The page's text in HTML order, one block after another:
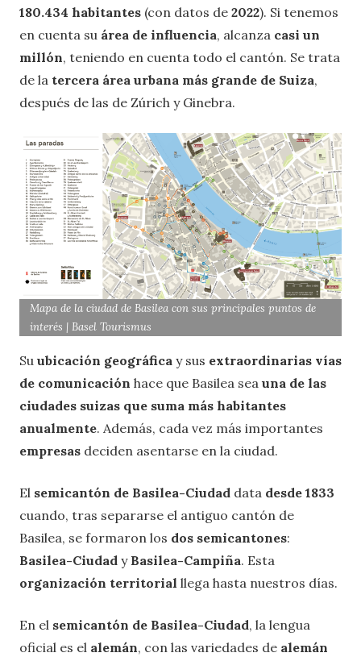
180.434 habitantes (con datos de 2022). Si tenemos
en cuenta su área de influencia, alcanza casi un
millón, teniendo en cuenta todo el cantón. Se trata
de la tercera área urbana más grande de Suiza,
después de las de Zúrich y Ginebra.
Mapa de la ciudad de Basilea con sus principales puntos de
interés | Basel Tourismus
Su ubicación geográfica y sus extraordinarias vías
de comunicación hace que Basilea sea una de las
ciudades suizas que suma más habitantes
anualmente. Además, cada vez más importantes
empresas deciden asentarse en la ciudad.
El semicantón de Basilea-Ciudad data desde 1833
cuando, tras separarse el antiguo cantón de
Basilea, se formaron los dos semicantones:
Basilea-Ciudad y Basilea-Campiña. Esta
organización territorial llega hasta nuestros días.
En el semicantón de Basilea-Ciudad, la lengua
oficial es el alemán, con las variedades de alemán